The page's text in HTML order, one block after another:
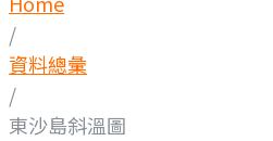
/
資料總彙
/
東沙島斜溫圖